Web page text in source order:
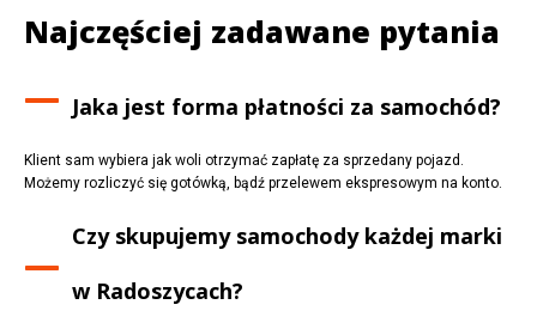
Najczęściej zadawane pytania
Jaka jest forma płatności za samochód?
Klient sam wybiera jak woli otrzymać zapłatę za sprzedany pojazd.
Możemy rozliczyć się gotówką, bądź przelewem ekspresowym na konto.
Czy skupujemy samochody każdej marki
w Radoszycach?